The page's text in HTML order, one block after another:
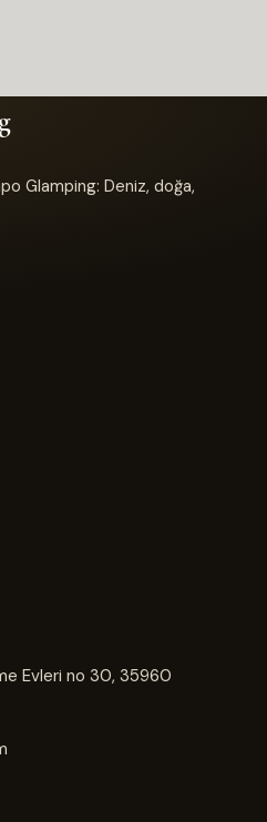
Glamping: Deniz, doğa,
Evleri no 30, 35960